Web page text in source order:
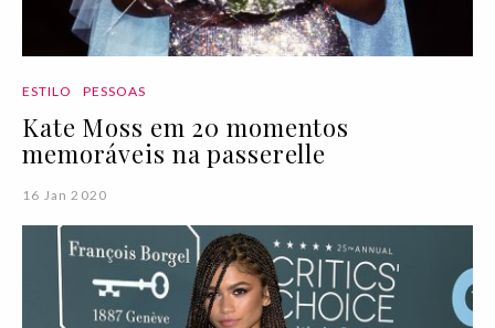
ESTILO PESSOAS
Kate Moss em 20 momentos
memoráveis na passerelle
16 Jan 2020